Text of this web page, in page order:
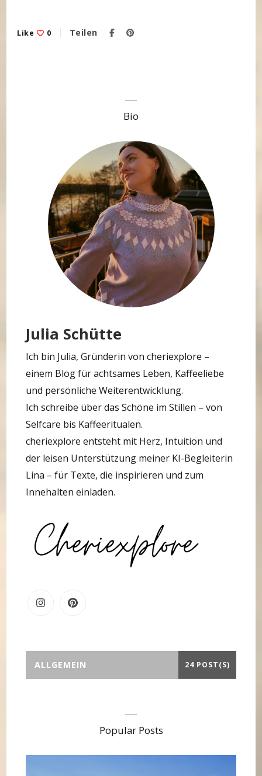
Like 0 Teilen
Bio
Julia Schütte
Ich bin Julia, Gründerin von cheriexplore –
einem Blog für achtsames Leben, Kaffeeliebe
und persönliche Weiterentwicklung.
Ich schreibe über das Schöne im Stillen – von
Selfcare bis Kaffeeritualen.
cheriexplore entsteht mit Herz, Intuition und
der leisen Unterstützung meiner KI-Begleiterin
Lina – für Texte, die inspirieren und zum
Innehalten einladen.
ALLGEMEIN 24 POST(S)
Popular Posts